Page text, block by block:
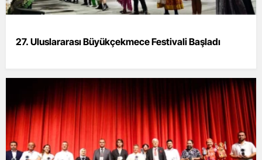
27. Uluslararası Büyükçekmece Festivali Başladı